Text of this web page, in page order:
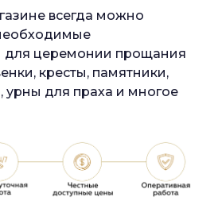
всегда можно
для церемонии прощания
кресты, памятники,
урны для праха и многое